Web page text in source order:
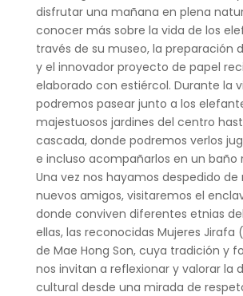
disfrutar una mañana en plena
conocer más sobre la vida de los
través de su museo, la preparación
y el innovador proyecto de papel
elaborado con estiércol. Durante la
podremos pasear junto a los
majestuosos jardines del centro
cascada, donde podremos verlos
e incluso acompañarlos en un baño
Una vez nos hayamos despedido de
nuevos amigos, visitaremos el
donde conviven diferentes etnias
ellas, las reconocidas Mujeres Jirafa
de Mae Hong Son, cuya tradición y
nos invitan a reflexionar y valorar la
cultural desde una mirada de